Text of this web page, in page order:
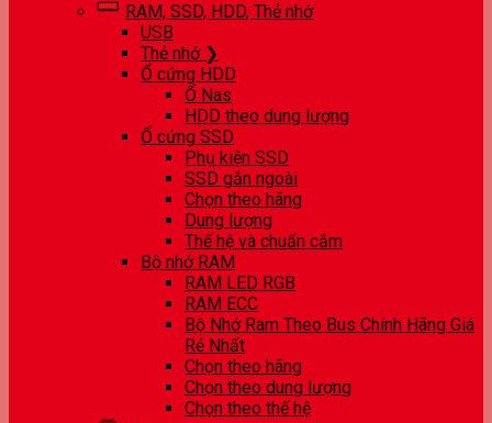
RAM, SSD, HDD, Thẻ nhớ
USB
Thẻ nhớ ❯
Ổ cứng HDD
Ổ Nas
HDD theo dung lượng
Ổ cứng SSD
Phụ kiện SSD
SSD gắn ngoài
Chọn theo hãng
Dung lượng
Thế hệ và chuẩn cắm
Bộ nhớ RAM
RAM LED RGB
RAM ECC
Bộ Nhớ Ram Theo Bus Chính Hãng Giá
Rẻ Nhất
Chọn theo hãng
Chọn theo dung lượng
Chọn theo thế hệ